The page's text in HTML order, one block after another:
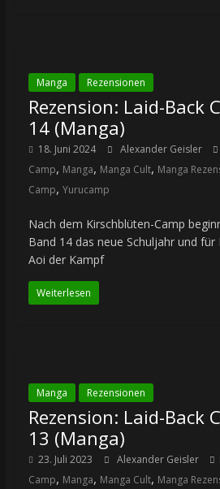
Manga Rezensionen
Rezension: Laid-Back
14 (Manga)
18. Juni 2024 Alexander Geisler
Camp, Manga, Manga Cult, Manga
Camp, Yurucamp
Nach dem Kirschblüten-Camp
Band 14 das neue Schuljahr und für
Aoi der Kampf
Weiterlesen
Manga Rezensionen
Rezension: Laid-Back
13 (Manga)
23. Juli 2023 Alexander Geisler
Camp, Manga, Manga Cult, Manga